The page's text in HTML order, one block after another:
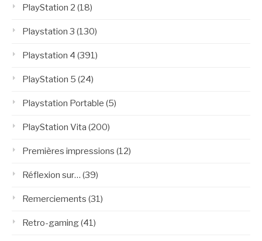
PlayStation 2 (18)
Playstation 3 (130)
Playstation 4 (391)
PlayStation 5 (24)
Playstation Portable (5)
PlayStation Vita (200)
Premières impressions (12)
Réflexion sur… (39)
Remerciements (31)
Retro-gaming(41)